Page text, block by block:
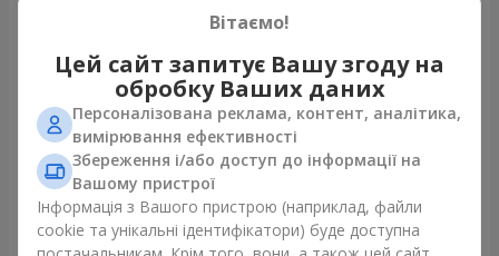
Квіти в коробці "Рожевий
оазис"
3 124 грн
Композиція "Балада про
маму"
2 324 грн
Вітаємо!
Цей сайт запитує Вашу згоду на
обробку Ваших даних
Персоналізована реклама, контент, аналітика,
вимірювання ефективності
Збереження і/або доступ до інформації на
Вашому пристрої
Інформація з Вашого пристрою (наприклад, файли
cookie та унікальні ідентифікатори) буде доступна